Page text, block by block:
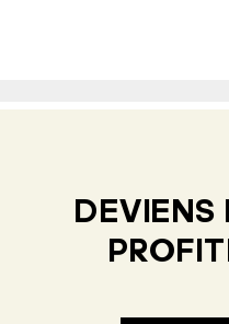
DEVIENS